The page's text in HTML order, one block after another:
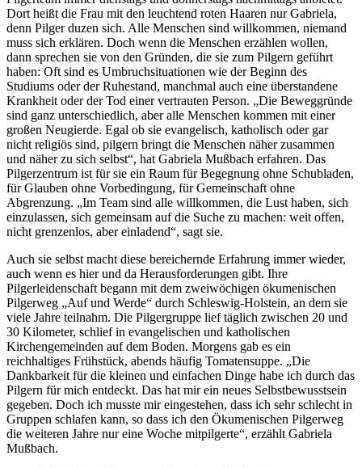
Dort heißt die Frau mit den leuchtend roten Haaren nur Gabriela,
denn Pilger duzen sich. Alle Menschen sind willkommen, niemand
muss sich erklären. Doch wenn die Menschen erzählen wollen,
dann sprechen sie von den Gründen, die sie zum Pilgern geführt
haben: Oft sind es Umbruchsituationen wie der Beginn des
Studiums oder der Ruhestand, manchmal auch eine überstandene
Krankheit oder der Tod einer vertrauten Person. „Die Beweggründe
sind ganz unterschiedlich, aber alle Menschen kommen mit einer
großen Neugierde. Egal ob sie evangelisch, katholisch oder gar
nicht religiös sind, pilgern bringt die Menschen näher zusammen
und näher zu sich selbst“, hat Gabriela Mußbach erfahren. Das
Pilgerzentrum ist für sie ein Raum für Begegnung ohne Schubladen,
für Glauben ohne Vorbedingung, für Gemeinschaft ohne
Abgrenzung. „Im Team sind alle willkommen, die Lust haben, sich
einzulassen, sich gemeinsam auf die Suche zu machen: weit offen,
nicht grenzenlos, aber einladend“, sagt sie.
Auch sie selbst macht diese bereichernde Erfahrung immer wieder,
auch wenn es hier und da Herausforderungen gibt. Ihre
Pilgerleidenschaft begann mit dem zweiwöchigen ökumenischen
Pilgerweg „Auf und Werde“ durch Schleswig-Holstein, an dem sie
viele Jahre teilnahm. Die Pilgergruppe lief täglich zwischen 20 und
30 Kilometer, schlief in evangelischen und katholischen
Kirchengemeinden auf dem Boden. Morgens gab es ein
reichhaltiges Frühstück, abends häufig Tomatensuppe. „Die
Dankbarkeit für die kleinen und einfachen Dinge habe ich durch das
Pilgern für mich entdeckt. Das hat mir ein neues Selbstbewusstsein
gegeben. Doch ich musste mir eingestehen, dass ich sehr schlecht in
Gruppen schlafen kann, so dass ich den Ökumenischen Pilgerweg
die weiteren Jahre nur eine Woche mitpilgerte“, erzählt Gabriela
Mußbach.